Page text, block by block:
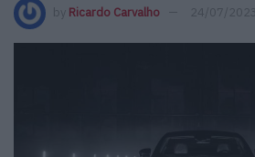
by Ricardo Carvalho 24/07/2023